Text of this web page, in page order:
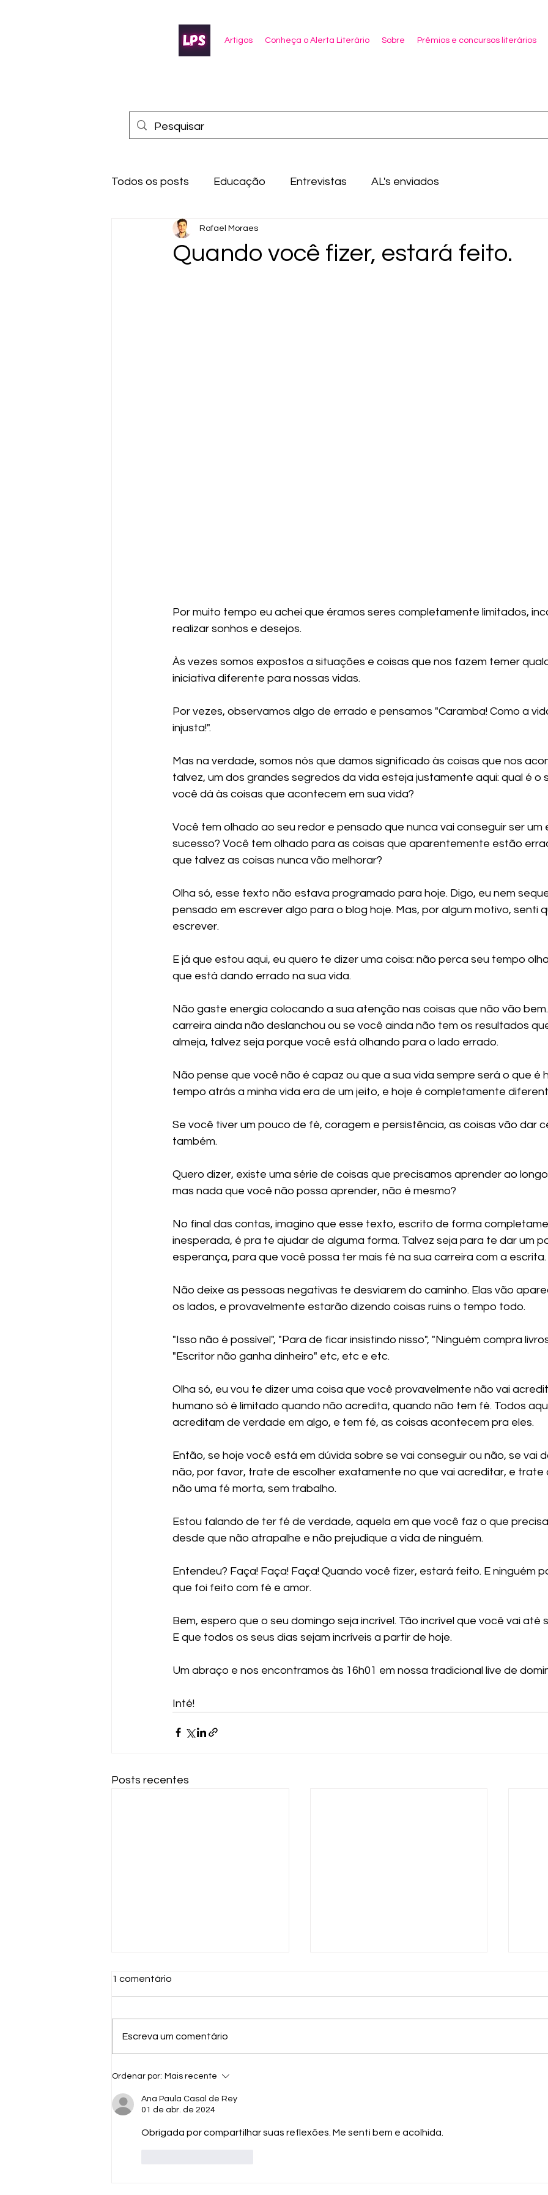
Artigos Conheça o Alerta Literário Sobre Prêmios e concursos literários
Todos os posts Educação Entrevistas AL's enviados
Quando você fizer, estará feito.
Rafael Moraes
Por muito tempo eu achei que éramos seres completamente limitados,
realizar sonhos e desejos.
Às vezes somos expostos a situações e coisas que nos fazem temer
iniciativa diferente para nossas vidas.
Por vezes, observamos algo de errado e pensamos "Caramba! Como a
injusta!".
Mas na verdade, somos nós que damos significado às coisas que nos
talvez, um dos grandes segredos da vida esteja justamente aqui: qual é o
você dá às coisas que acontecem em sua vida?
Você tem olhado ao seu redor e pensado que nunca vai conseguir ser um
sucesso? Você tem olhado para as coisas que aparentemente estão
que talvez as coisas nunca vão melhorar?
Olha só, esse texto não estava programado para hoje. Digo, eu nem
pensado em escrever algo para o blog hoje. Mas, por algum motivo, senti
escrever.
E já que estou aqui, eu quero te dizer uma coisa: não perca seu tempo
que está dando errado na sua vida.
Não gaste energia colocando a sua atenção nas coisas que não vão
carreira ainda não deslanchou ou se você ainda não tem os resultados
almeja, talvez seja porque você está olhando para o lado errado.
Não pense que você não é capaz ou que a sua vida sempre será o que é
tempo atrás a minha vida era de um jeito, e hoje é completamente
Se você tiver um pouco de fé, coragem e persistência, as coisas vão dar
também.
Quero dizer, existe uma série de coisas que precisamos aprender ao
mas nada que você não possa aprender, não é mesmo?
No final das contas, imagino que esse texto, escrito de forma
inesperada, é pra te ajudar de alguma forma. Talvez seja para te dar um
esperança, para que você possa ter mais fé na sua carreira com a escrita.
Não deixe as pessoas negativas te desviarem do caminho. Elas vão
os lados, e provavelmente estarão dizendo coisas ruins o tempo todo.
"Isso não é possível", "Para de ficar insistindo nisso", "Ninguém compra
"Escritor não ganha dinheiro" etc, etc e etc.
Olha só, eu vou te dizer uma coisa que você provavelmente não vai
humano só é limitado quando não acredita, quando não tem fé. Todos
acreditam de verdade em algo, e tem fé, as coisas acontecem pra eles.
Então, se hoje você está em dúvida sobre se vai conseguir ou não, se vai
não, por favor, trate de escolher exatamente no que vai acreditar, e trate
não uma fé morta, sem trabalho.
Estou falando de ter fé de verdade, aquela em que você faz o que
desde que não atrapalhe e não prejudique a vida de ninguém.
Entendeu? Faça! Faça! Faça! Quando você fizer, estará feito. E ninguém
que foi feito com fé e amor.
Bem, espero que o seu domingo seja incrível. Tão incrível que você vai até
E que todos os seus dias sejam incríveis a partir de hoje.
Um abraço e nos encontramos às 16h01 em nossa tradicional live de
Inté!
Posts recentes
Prêmio Kotter de Literatura
oferece R$12 mil em
premiações mais publicação
1 comentário
Escreva um comentário
Ordenar por: Mais recente
Ana Paula Casal de Rey
01 de abr. de 2024
Obrigada por compartilhar suas reflexões. Me senti bem e acolhida.